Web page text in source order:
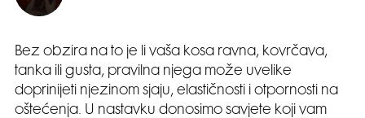
Bez obzira na to je li vaša kosa ravna, kovrčava,
tanka ili gusta, pravilna njega može uvelike
doprinijeti njezinom sjaju, elastičnosti i otpornosti na
oštećenja. U nastavku donosimo savjete koji vam